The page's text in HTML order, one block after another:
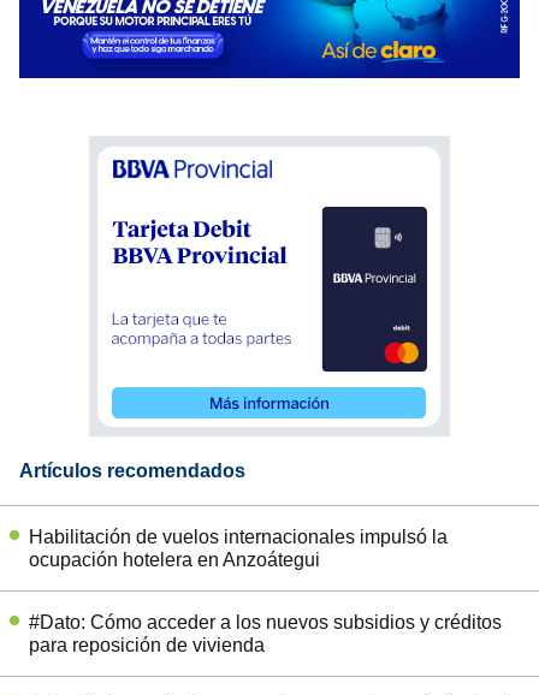
Artículos recomendados
Habilitación de vuelos internacionales impulsó la
ocupación hotelera en Anzoátegui
#Dato: Cómo acceder a los nuevos subsidios y créditos
para reposición de vivienda